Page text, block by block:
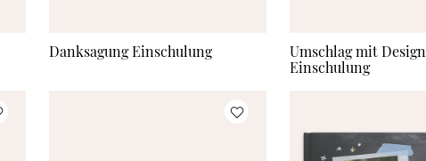
Danksagung Einschulung
Umschlag mit Design
Einschulung